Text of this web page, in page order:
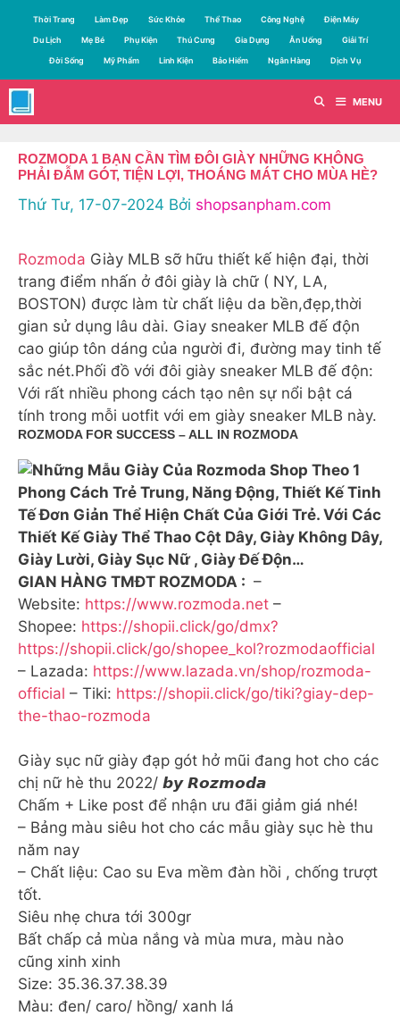
dung
Thời Trang Làm Đẹp Sức Khỏe Thể Thao Công Nghệ Điện Máy
Du Lịch Mẹ Bé Phụ Kiện Thú Cưng Gia Dụng Ăn Uống Giải Trí
Đời Sống Mỹ Phẩm Linh Kiện Bảo Hiểm Ngân Hàng Dịch Vụ
MENU
ROZMODA 1 BẠN CẦN TÌM ĐÔI GIÀY NHỮNG KHÔNG
PHẢI ĐẪM GÓT, TIỆN LỢI, THOÁNG MÁT CHO MÙA HÈ?
Thứ Tư, 17-07-2024 Bởi shopsanpham.com
Rozmoda Giày MLB sỡ hữu thiết kế hiện đại, thời
trang điểm nhấn ở đôi giày là chữ ( NY, LA,
BOSTON) được làm từ chất liệu da bền,đẹp,thời
gian sử dụng lâu dài. Giay sneaker MLB đế độn
cao giúp tôn dáng của người đi, đường may tinh tế
sắc nét.Phối đồ với đôi giày sneaker MLB đế độn:
Với rất nhiều phong cách tạo nên sự nổi bật cá
tính trong mỗi uotfit với em giày sneaker MLB này.
ROZMODA FOR SUCCESS – ALL IN ROZMODA
GIAN HÀNG TMĐT ROZMODA : –
Website: https://www.rozmoda.net –
Shopee: https://shopii.click/go/dmx?
https://shopii.click/go/shopee_kol?rozmodaofficial
– Lazada: https://www.lazada.vn/shop/rozmoda-
official – Tiki: https://shopii.click/go/tiki?giay-dep-
the-thao-rozmoda
Giày sục nữ giày đạp gót hở mũi đang hot cho các
chị nữ hè thu 2022/ 𝙗𝙮 𝙍𝙤𝙯𝙢𝙤𝙙𝙖
Chấm + Like post để nhận ưu đãi giảm giá nhé!
– Bảng màu siêu hot cho các mẫu giày sục hè thu
năm nay
– Chất liệu: Cao su Eva mềm đàn hồi , chống trượt
tốt.
Siêu nhẹ chưa tới 300gr
Bất chấp cả mùa nắng và mùa mưa, màu nào
cũng xinh xinh
Size: 35.36.37.38.39
Màu: đen/ caro/ hồng/ xanh lá